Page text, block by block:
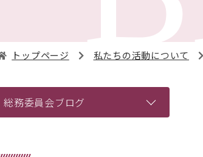
トップページ 私たちの活動について
総務委員会ブログ